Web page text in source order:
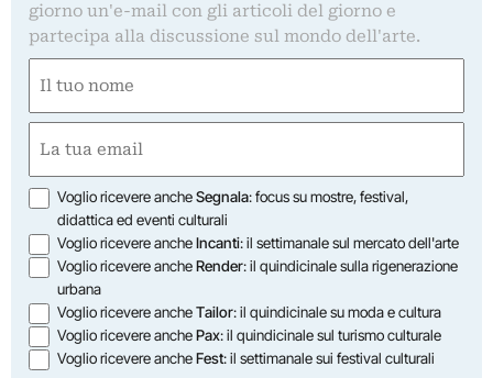
giorno un'e-mail con gli articoli del giorno e
partecipa alla discussione sul mondo dell'arte.
(Obbligatorio)
Nome
(Obbligatorio)
Opzioni
Voglio ricevere ancheSegnala: focus su mostre, festival,
didattica ed eventi culturali
Voglio ricevere ancheIncanti: il settimanale sul mercato dell'arte
Voglio ricevere ancheRender: il quindicinale sulla rigenerazione
urbana
Voglio ricevere ancheTailor: il quindicinale su moda e cultura
Voglio ricevere anchePax: il quindicinale sul turismo culturale
Voglio ricevere ancheFest: il settimanale sui festival culturali